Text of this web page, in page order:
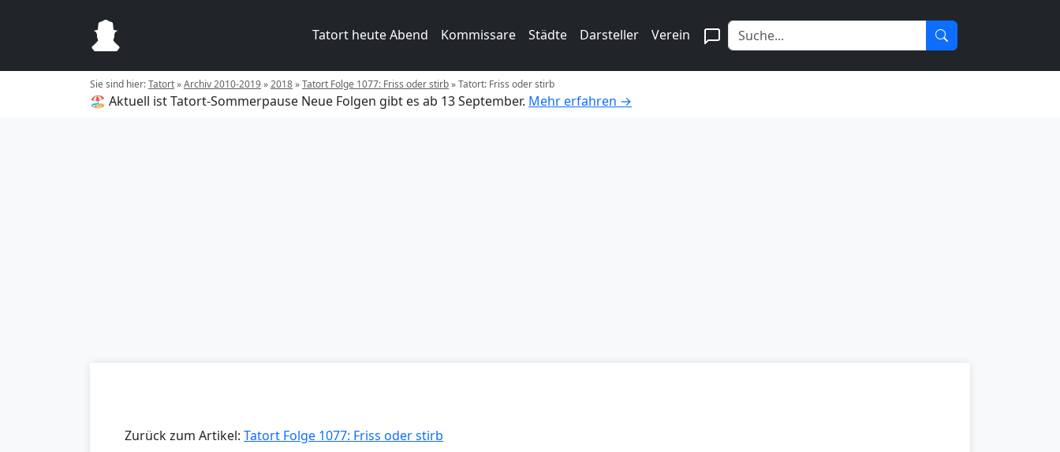
Tatort heute Abend Kommissare Städte Darsteller Verein
Sie sind hier:Tatort»Archiv 2010-2019»2018»Tatort Folge 1077: Friss oder stirb»Tatort: Friss oder stirb
🏖️ Aktuell ist Tatort-Sommerpause Neue Folgen gibt es ab 13 September. Mehr erfahren →
Zurück zum Artikel: Tatort Folge 1077: Friss oder stirb